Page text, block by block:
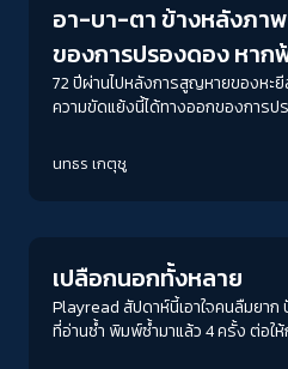
อา-บา-ตา ข้างหลังภา
ของการปรองดอง หาก
สี
72 ปีผ่านไปหลังการสูญหายของหะ
ความขัดแย้งนี้ได้ทางออกของการป
ผู้คนในฐานะมนุษย์ไม่ใช่ภัยคุกคามของ
นทธร เกตุชู
เปลือกนอกทั้งหลาย
Playread สัปดาห์นี้เอาใจคนลืมยา
ที่อ่านซ้ำ พิมพ์ซ้ำมาแล้ว 4 ครั้ง ต่อใ